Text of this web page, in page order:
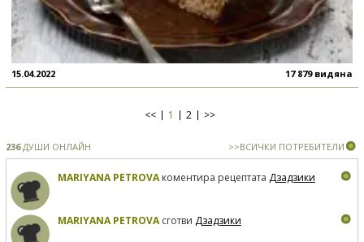
15.04.2022 17 879 видяна
<< 1 2 >>
236ДУШИ ОНЛАЙН >>ВСИЧКИ ПОТРЕБИТЕЛИ
MARIYANA PETROVAкоментира рецептата Дзадзики
MARIYANA PETROVAсготви Дзадзики